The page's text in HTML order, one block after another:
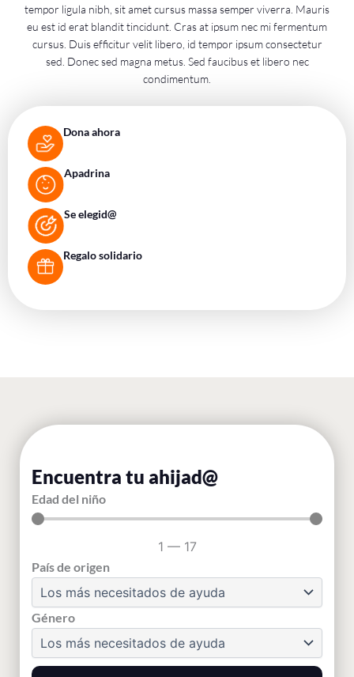
tempor ligula nibh, sit amet cursus massa semper viverra. Mauris
eu est id erat blandit tincidunt. Cras at ipsum nec mi fermentum
cursus. Duis efficitur velit libero, id tempor ipsum consectetur
sed. Donec sed magna metus. Sed faucibus et libero nec
condimentum.
Dona ahora
Apadrina
Se elegid@
Regalo solidario
Encuentra tu ahijad@
Edad del niño
1 — 17
País de origen
Género